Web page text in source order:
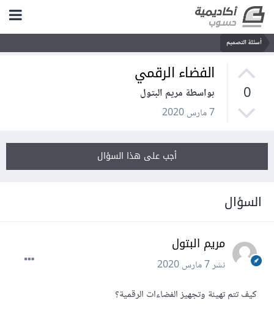
أسئلة التصميم
0
الفضاء الرقمي
بواسطة مريم البتول
7 مارس 2020
أجب على هذا السؤال
السؤال
مريم البتول
نشر7 مارس 2020
كيف تتم تهيئة وتجهيز الفضاءات الرقمية؟